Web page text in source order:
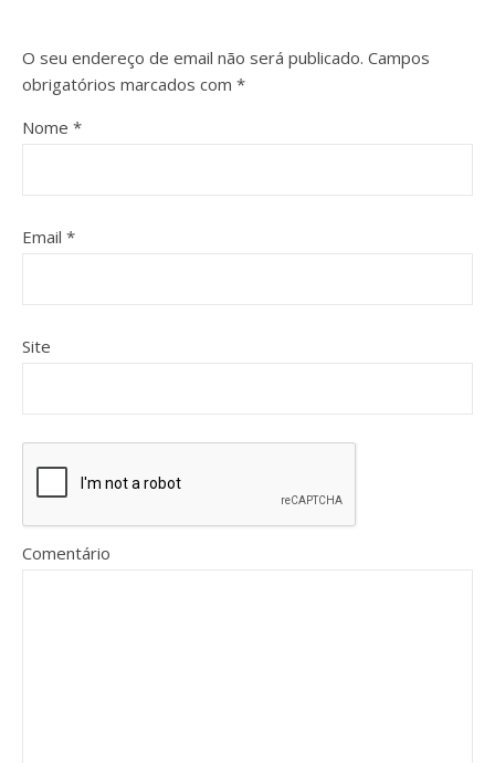
O seu endereço de email não será publicado. Campos
obrigatórios marcados com *
Nome *
Email *
Site
Comentário